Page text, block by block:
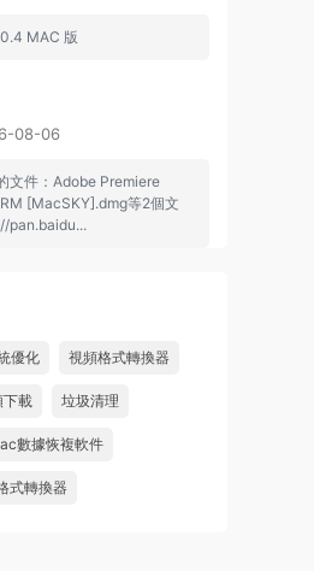
MAC 版
08-06
文件：Adobe Premiere
[MacSKY].dmg等2個文
pan.baidu...
強大視頻編輯軟件
強大視頻編輯軟件
優化 視頻格式轉換器
下載 垃圾清理
數據恢複軟件
式轉換器